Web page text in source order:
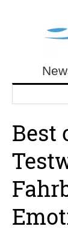
NewCarz.de
Best